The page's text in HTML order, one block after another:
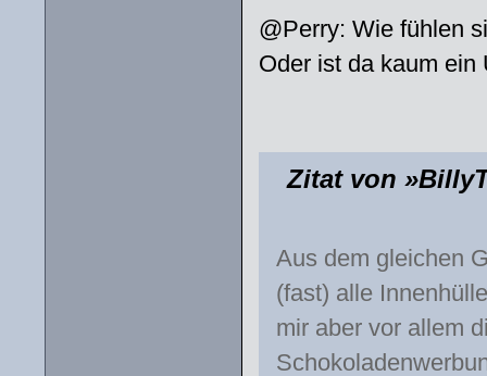
@Perry: Wie fühlen
Oder ist da kaum ein
Zitat von
Aus dem gleichen
(fast) alle
mir aber vor allem